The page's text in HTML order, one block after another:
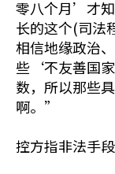
零八个月’才
长的这个(司法
相信地缘政治
些‘不友善国
数，所以那些
啊。”
控方指非法手